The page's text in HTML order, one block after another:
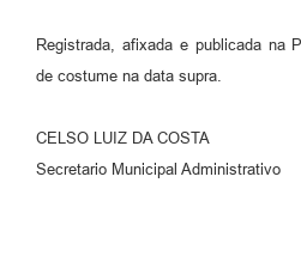
Registrada, afixada e publicada na
de costume na data supra.
CELSO LUIZ DA COSTA
Secretario Municipal Administrativo